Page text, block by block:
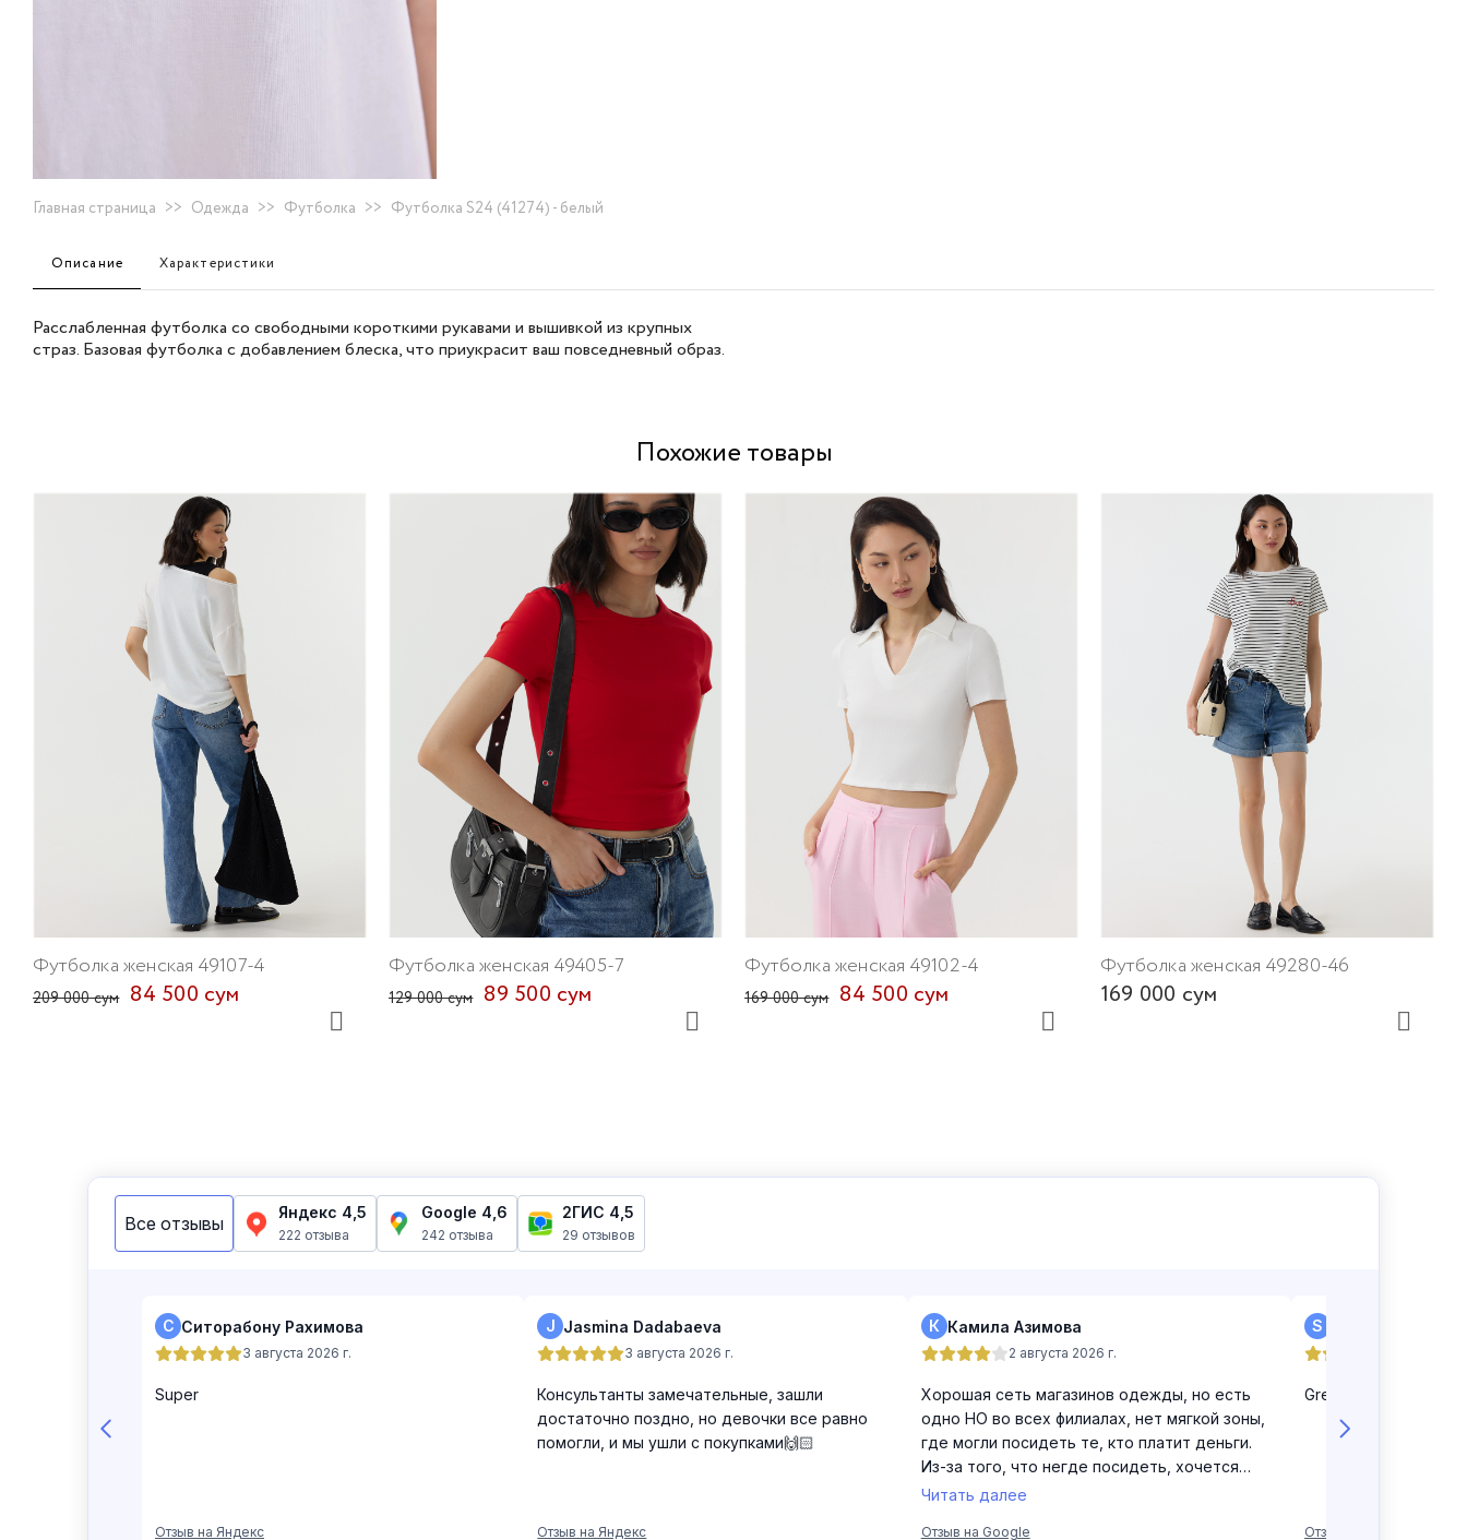
Главная страница >> Одежда >> Футболка >> Футболка S24 (41274) - белый
Описание Характеристики
Расслабленная футболка со свободными короткими рукавами и вышивкой из крупных
страз. Базовая футболка с добавлением блеска, что приукрасит ваш повседневный образ.
Похожие товары
Футболка женская 49107-4
209 000 сум 84 500 сум
Футболка женская 49405-7
129 000 сум 89 500 сум
Футболка женская 49102-4
169 000 сум 84 500 сум
Футболка женская 49280-46
169 000 сум